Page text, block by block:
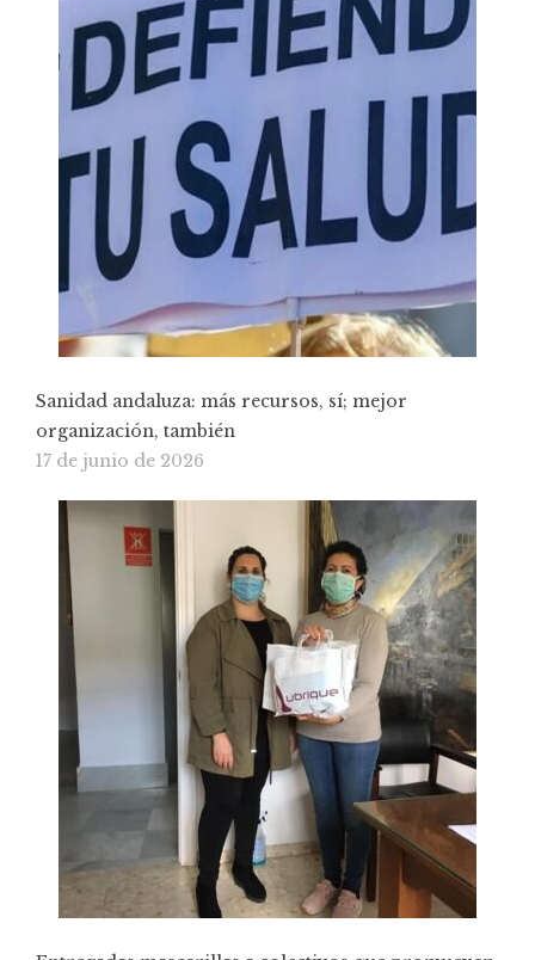
Sanidad andaluza: más recursos, sí; mejor
organización, también
17 de junio de 2026